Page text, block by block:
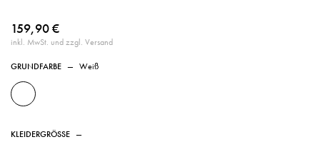
159,90 €
inkl. MwSt. und zzgl. Versand
GRUNDFARBE — Weiß
KLEIDERGRÖSSE —